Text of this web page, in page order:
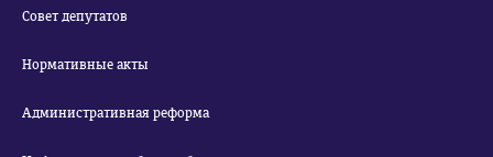
Совет депутатов
Нормативные акты
Административная реформа